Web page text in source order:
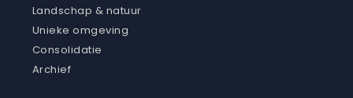
Landschap & natuur
Unieke omgeving
Consolidatie
Archief